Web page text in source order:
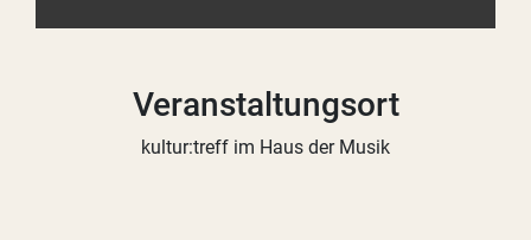
Veranstaltungsort
kultur:treff im Haus der Musik